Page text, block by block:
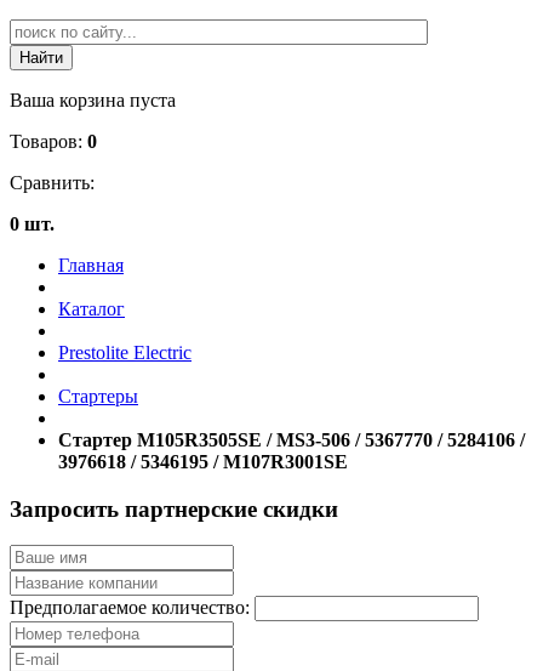
Ваша корзина пуста
Товаров: 0
Сравнить:
0 шт.
Главная
Каталог
Prestolite Electric
Стартеры
Стартер M105R3505SE / MS3-506 / 5367770 / 5284106 /
3976618 / 5346195 / M107R3001SE
Запросить партнерские скидки
Предполагаемое количество: